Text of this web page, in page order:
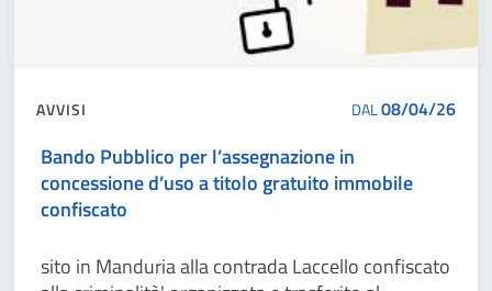
AVVISI DAL08/04/26
Bando Pubblico per l’assegnazione in
concessione d’uso a titolo gratuito immobile
confiscato
sito in Manduria alla contrada Laccello confiscato